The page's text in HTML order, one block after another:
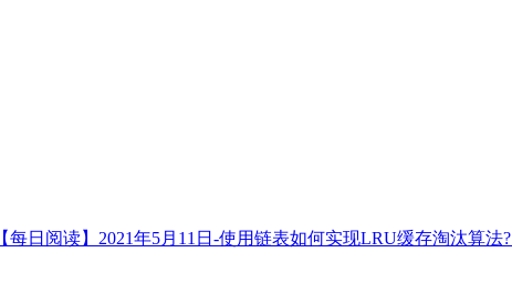
【每日阅读】2021年5月11日-使用链表如何实现LRU缓存淘汰算法?